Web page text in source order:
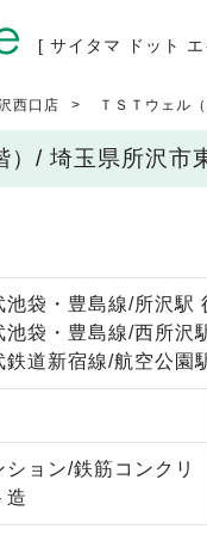
[ サイタマ ドット
西口店 ＴＳＴウェル（
）/ 埼玉県所沢市
池袋・豊島線/所沢駅
池袋・豊島線/西所沢
鉄道新宿線/航空公園
ション/鉄筋コンクリ
造